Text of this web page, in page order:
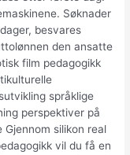
Søknader
besvares
den ansatte
film pedagogikk
språklige
perspektiver på
silikon real
vil du få en